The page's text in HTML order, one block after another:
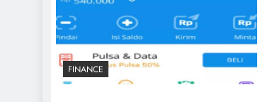
FINANCE